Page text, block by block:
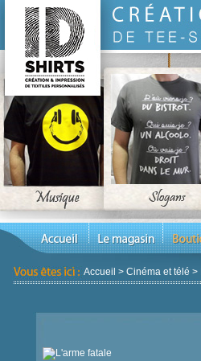
Accueil > Cinéma et télé >